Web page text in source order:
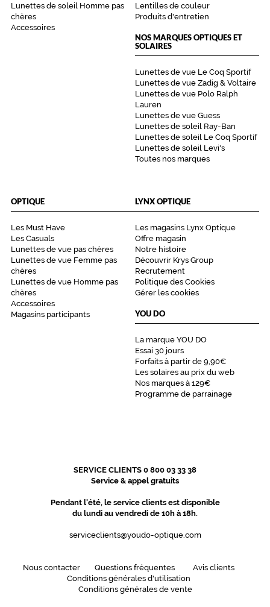
Lunettes de soleil Homme pas
chères
Accessoires
Lentilles de couleur
Produits d'entretien
NOS MARQUES OPTIQUES ET
SOLAIRES
Lunettes de vue Le Coq Sportif
Lunettes de vue Zadig & Voltaire
Lunettes de vue Polo Ralph
Lauren
Lunettes de vue Guess
Lunettes de soleil Ray-Ban
Lunettes de soleil Le Coq Sportif
Lunettes de soleil Levi's
Toutes nos marques
OPTIQUE
Les Must Have
Les Casuals
Lunettes de vue pas chères
Lunettes de vue Femme pas
chères
Lunettes de vue Homme pas
chères
Accessoires
Magasins participants
LYNX OPTIQUE
Les magasins Lynx Optique
Offre magasin
Notre histoire
Découvrir Krys Group
Recrutement
Politique des Cookies
Gérer les cookies
YOU DO
La marque YOU DO
Essai 30 jours
Forfaits à partir de 9,90€
Les solaires au prix du web
Nos marques à 129€
Programme de parrainage
SERVICE CLIENTS 0 800 03 33 38
Service & appel gratuits
Pendant l'été, le service clients est disponible
du lundi au vendredi de 10h à 18h.
serviceclients@youdo-optique.com
Nous contacter Questions fréquentes
Avis clients
Conditions générales d'utilisation
Conditions générales de vente